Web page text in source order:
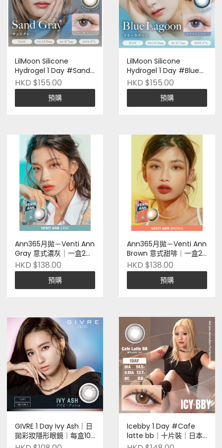
LilMoon Silicone
Hydrogel 1 Day #Sand
Gray｜每盒10片
HKD $155.00
預購
LilMoon Silicone
Hydrogel 1 Day #Blue
Lagoon｜每盒10片
HKD $155.00
預購
Ann365月拋－Venti Ann
Gray 意式濃灰｜一盒2片
裝
HKD $138.00
預購
Ann365月拋－Venti Ann
Brown 意式甜啡｜一盒2
片裝
HKD $138.00
預購
GIVRE 1 Day Ivy Ash｜日
拋彩妝隱形眼鏡｜每盒10
片
Icebby 1 Day #Cafe
latte bb｜十片裝｜日本
品牌｜Pre-order